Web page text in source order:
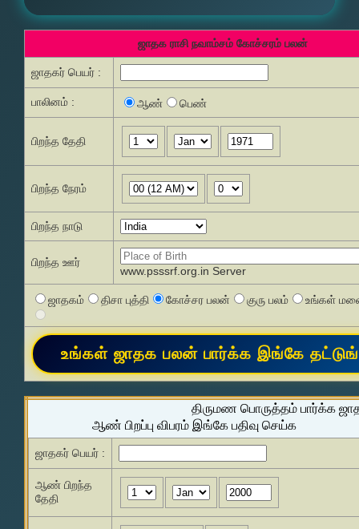
ஜாதக ராசி நவாம்சம் கோச்சரம் பலன்
ஜாதகர் பெயர் :
பாலினம் : ஆண் பெண்
பிறந்த தேதி
பிறந்த நேரம்
பிறந்த நாடு
பிறந்த ஊர்
www.psssrf.org.in Server
ஜாதகம் திசா புத்தி கோச்சர பலன் குரு பலம் உங்கள்
திருமண பொருத்தம் பார்க்க
ஆண் பிறப்பு விபரம் இங்கே பதிவு செய்க
ஜாதகர் பெயர் :
ஆண் பிறந்த
தேதி